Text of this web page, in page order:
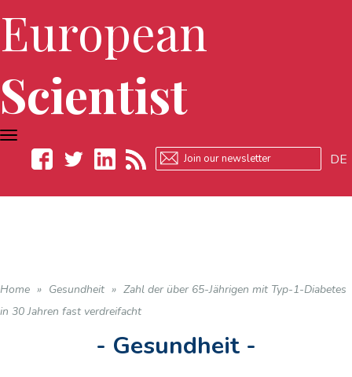
European
Scientist
DE
TOGGLE
NAVIGATION
Home » Gesundheit » Zahl der über 65-Jährigen mit Typ-1-Diabetes
in 30 Jahren fast verdreifacht
- Gesundheit -